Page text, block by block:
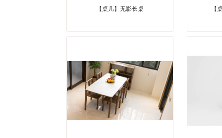
【桌几】无影长桌 【